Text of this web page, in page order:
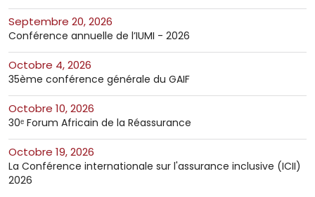
septembre 20, 2026
Conférence annuelle de l’IUMI - 2026
octobre 4, 2026
35ème conférence générale du GAIF
octobre 10, 2026
30ᵉ Forum Africain de la Réassurance
octobre 19, 2026
La Conférence internationale sur l'assurance inclusive (ICII)
2026